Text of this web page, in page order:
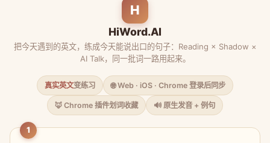
H
HiWord.AI
把今天遇到的英文，练成今天能说出口的句子：Reading × Shadow ×
AI Talk，同一批词一路用起来。
真实英文变练习 🌐 Web · iOS · Chrome 登录后同步
🦊 Chrome 插件划词收藏 🔊 原生发音 + 例句
1